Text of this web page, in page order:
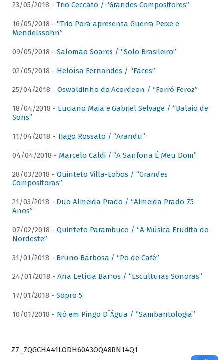
23/05/2018 - Trio Ceccato / “Grandes Compositores”
16/05/2018 - "Trio Porã apresenta Guerra Peixe e
Mendelssohn”
09/05/2018 - Salomão Soares / “Solo Brasileiro”
02/05/2018 - Heloísa Fernandes / “Faces”
25/04/2018 - Oswaldinho do Acordeon / “Forró Feroz”
18/04/2018 - Luciano Maia e Gabriel Selvage / “Balaio de
Sons”
11/04/2018 - Tiago Rossato / “Arandu”
04/04/2018 - Marcelo Caldi / “A Sanfona É Meu Dom”
28/03/2018 - Quinteto Villa-Lobos / “Grandes
Compositoras”
21/03/2018 - Duo Almeida Prado / “Almeida Prado 75
Anos”
07/02/2018 - Quinteto Parambuco / “A Música Erudita do
Nordeste”
31/01/2018 - Bruno Barbosa / “Pó de Café”
24/01/2018 - Ana Letícia Barros / “Esculturas Sonoras”
17/01/2018 - Sopro 5
10/01/2018 - Nó em Pingo D´Água / “Sambantologia”
Z7_7QGCHA41LODH60A3OQA8RN14Q1